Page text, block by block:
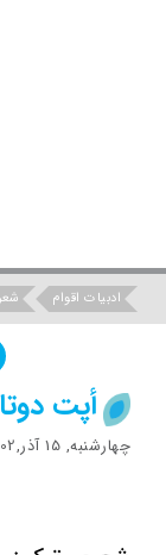
ادبیات اقوام شعر
أپت
چهارشنبه, 15 آذر,1402 - 09:02